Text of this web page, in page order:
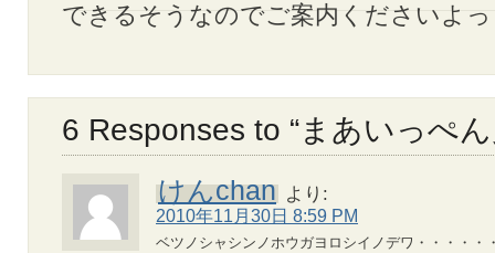
できるそうなのでご案内くださいよ
6 Responses to “まあいっぺ
けんchan より:
2010年11月30日 8:59 PM
ベツノシャシンノホウガヨロシイノデワ・・・・・